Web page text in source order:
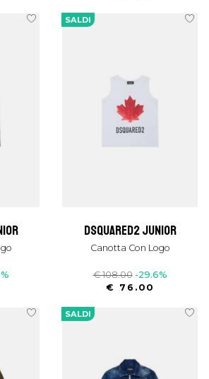
SALDI
dsquared2 junior
Canotta Con Logo
€ 108.00 -29.6%
€ 76.00
SALDI